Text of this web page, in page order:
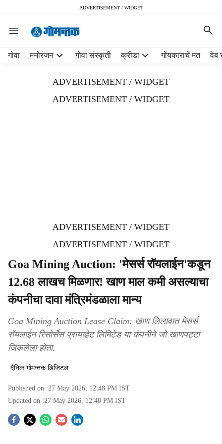
ADVERTISEMENT / WIDGET
गोवा मनोरंजन गोवा संस्कृती क्रीडा गोंयकाराचें मत वेब
ADVERTISEMENT / WIDGET
ADVERTISEMENT / WIDGET
ADVERTISEMENT / WIDGET
ADVERTISEMENT / WIDGET
Goa Mining Auction: 'मेसर्स रॉयलाईन'कडून
12.68 लाखच मिळणार! खाण माल कमी असल्‍याचा
कंपनीचा दावा मंत्रिमंडळाला मान्‍य
Goa Mining Auction Lease Claim: खाण लिलावात मेसर्स
रॉयलाईन रिसोर्सेस प्रायव्‍हेट लिमिटेड या कंपनीने जो खाणपट्टा
जिंकलेला होता.
दैनिक गोमन्तक डिजिटल
Published on :27 May 2026, 12:48 PM IST
Updated on :27 May 2026, 12:48 PM IST
S